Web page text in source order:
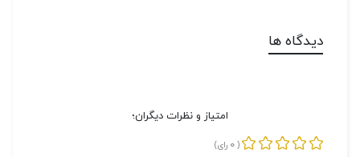
دیدگاه ها
امتیاز و نظرات دیگران؛
(
0 رای)